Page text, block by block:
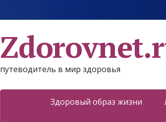
путеводитель в мир здоровья
Здоровый образ жизни